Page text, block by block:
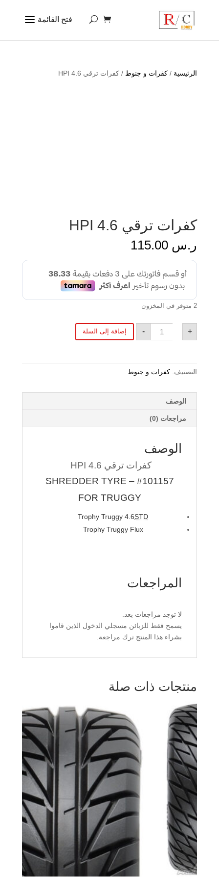
الرئيسية / كفرات و جنوط / كفرات ترقي 4.6 HPI
كفرات ترقي 4.6 HPI
ر.س
2 متوفر في المخزون
-
كمية
كفرات
ترقي
+ إضافة إلى السلة
التصنيف: كفرات و جنوط
الوصف
مراجعات (0)
الوصف
كفرات ترقي 4.6 HPI
#101157 – SHREDDER TYRE
FOR TRUGGY
Trophy Truggy 4.6STD
Trophy Truggy Flux
المراجعات
لا توجد مراجعات بعد.
يسمح فقط للزبائن مسجلي الدخول الذين قاموا
بشراء هذا المنتج ترك مراجعة.
منتجات ذات صلة